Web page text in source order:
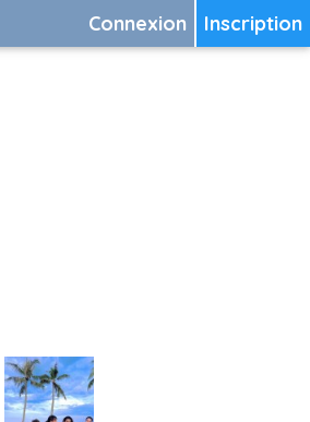
Inscription
Connexion